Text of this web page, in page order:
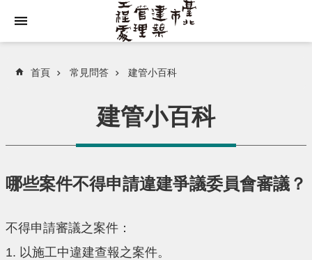
首頁 常見問答 建管小百科
建管小百科
哪些案件不得申請違建爭議委員會審議？
不得申請審議之案件：
1. 以施工中違建查報之案件。